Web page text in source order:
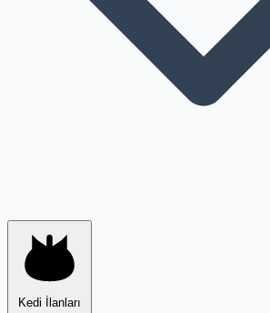
Kedi İlanları